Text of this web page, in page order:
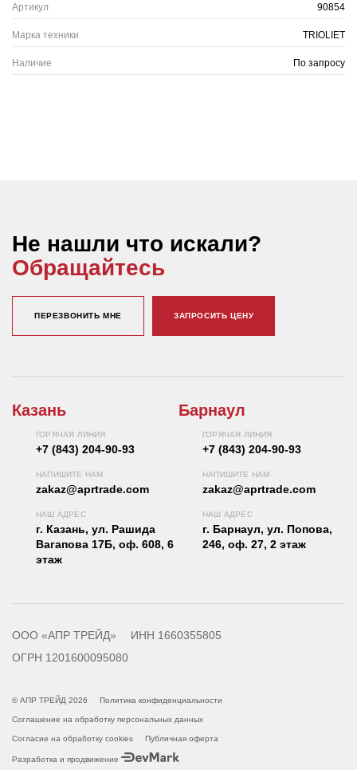
Артикул 90854
Марка техники TRIOLIET
Наличие По запросу
Не нашли что искали?
Обращайтесь
ПЕРЕЗВОНИТЬ МНЕ ЗАПРОСИТЬ ЦЕНУ
Казань
ГОРЯЧАЯ ЛИНИЯ
+7 (843) 204-90-93
НАПИШИТЕ НАМ
zakaz@aprtrade.com
НАШ АДРЕС
г. Казань, ул. Рашида
Вагапова 17Б, оф. 608, 6
этаж
Барнаул
ГОРЯЧАЯ ЛИНИЯ
+7 (843) 204-90-93
НАПИШИТЕ НАМ
zakaz@aprtrade.com
НАШ АДРЕС
г. Барнаул, ул. Попова,
246, оф. 27, 2 этаж
ООО «АПР ТРЕЙД»
ИНН 1660355805
ОГРН 1201600095080
© АПР ТРЕЙД 2026 Политика конфиденциальности
Соглашение на обработку персональных данных
Согласие на обработку cookies Публичная оферта
Разработка и продвижение